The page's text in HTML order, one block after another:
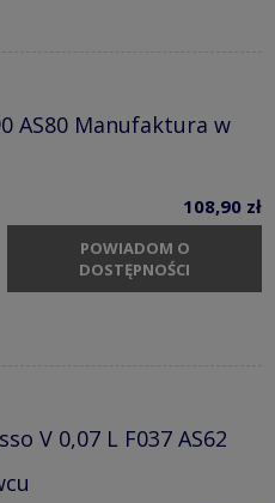
AS80 Manufaktura w
108,90 zł
POWIADOM O
DOSTĘPNOŚCI
V 0,07 L F037 AS62